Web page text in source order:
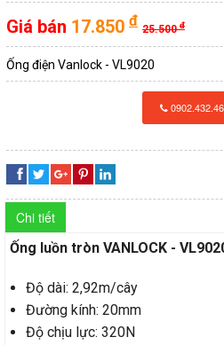
VÀ
VÀ
LIÊN HỆ
Giá bán 17.850 đ 25.500đ
Ống điện Vanlock - VL9020
Chi tiết
Ống luồn tròn VANLOCK -
Độ dài: 2,92m/cây
Đường kính: 20mm
Độ chịu lực: 320N